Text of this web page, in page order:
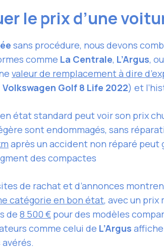
le prix d’une
sans procédure, nous devons
comme La Centrale, L’Argus,
valeur de remplacement à dire
Volkswagen Golf 8 Life 2022) et
en état standard peut voir son prix
sont endommagés, sans
après un accident non réparé peut
des compactes
de rachat et d’annonces
catégorie en bon état, avec un prix
de 8 500 € pour des modèles
comme celui de L’Argus